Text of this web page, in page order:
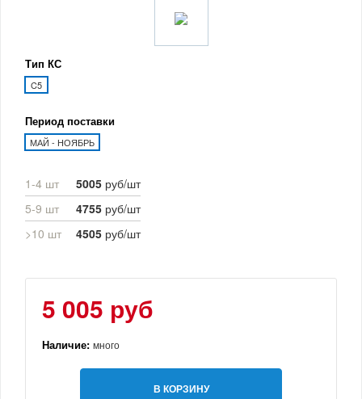
Тип КС
C5
Период поставки
МАЙ - НОЯБРЬ
1-4 шт 5005 руб/шт
5-9 шт
4755 руб/шт
>10 шт
4505 руб/шт
5 005 руб
Наличие: много
В КОРЗИНУ